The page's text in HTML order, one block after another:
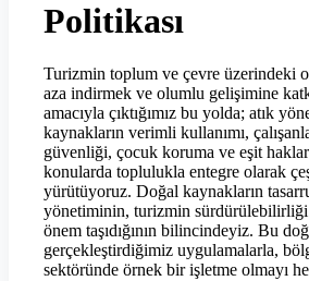
Politikası
Turizmin toplum ve çevre üzerindeki
aza indirmek ve olumlu gelişimine
amacıyla çıktığımız bu yolda; atık
kaynakların verimli kullanımı,
güvenliği, çocuk koruma ve eşit
konularda toplulukla entegre olarak
yürütüyoruz. Doğal kaynakların
yönetiminin, turizmin sürdürülebilirliği
önem taşıdığının bilincindeyiz. Bu
gerçekleştirdiğimiz uygulamalarla,
sektöründe örnek bir işletme olmayı